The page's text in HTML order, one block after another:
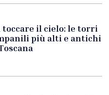
toccare il cielo: le torri
più alti e antichi